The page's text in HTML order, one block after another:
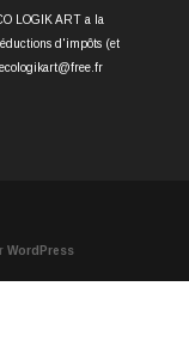
LOGIK ART a la
d'impôts (et
WordPress